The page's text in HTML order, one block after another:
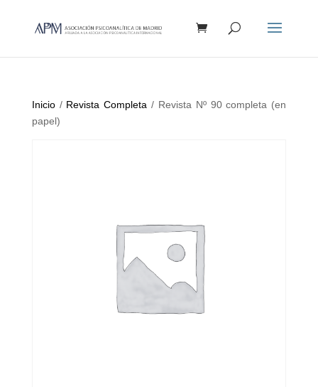
productos
Inicio/ Revista Completa / Revista Nº 90 completa (en
papel)